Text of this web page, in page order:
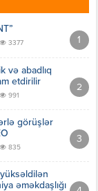
3377
və abadlıq
etdirilir
991
görüşlər
835
əməkdaşlığı